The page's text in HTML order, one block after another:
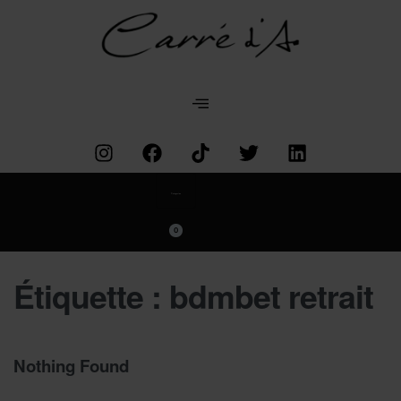
0
Étiquette : bdmbet retrait
Nothing Found